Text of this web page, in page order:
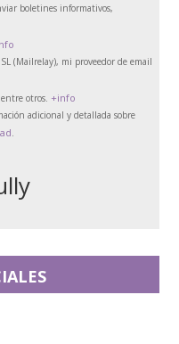
boletines informativos,
(Mailrelay), mi proveedor de email
otros. +info
adicional y detallada sobre